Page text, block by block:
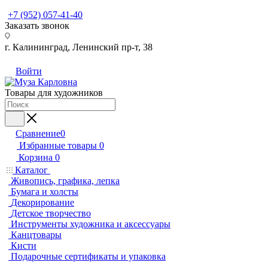
+7 (952) 057-41-40
Заказать звонок
г. Калининград, Ленинский пр-т, 38
Войти
Товары для художников
Сравнение0
Избранные товары 0
Корзина 0
Каталог
Живопись, графика, лепка
Бумага и холсты
Декорирование
Детское творчество
Инструменты художника и аксессуары
Канцтовары
Кисти
Подарочные сертификаты и упаковка